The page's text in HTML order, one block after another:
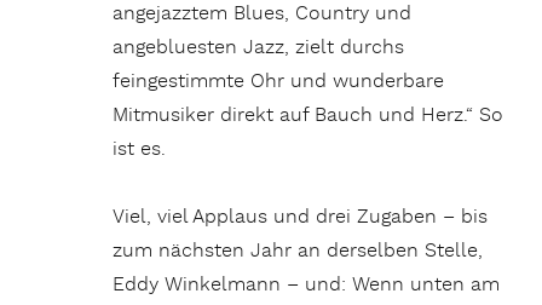
angejazztem Blues, Country und
angebluesten Jazz, zielt durchs
feingestimmte Ohr und wunderbare
Mitmusiker direkt auf Bauch und Herz.“ So
ist es.
Viel, viel Applaus und drei Zugaben – bis
zum nächsten Jahr an derselben Stelle,
Eddy Winkelmann – und: Wenn unten am